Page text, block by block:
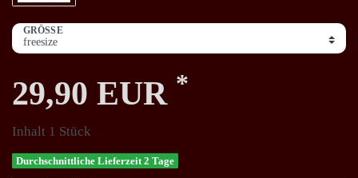
GRÖSSE
29,90 EUR *
Inhalt 1 Stück
Durchschnittliche Lieferzeit 2 Tage